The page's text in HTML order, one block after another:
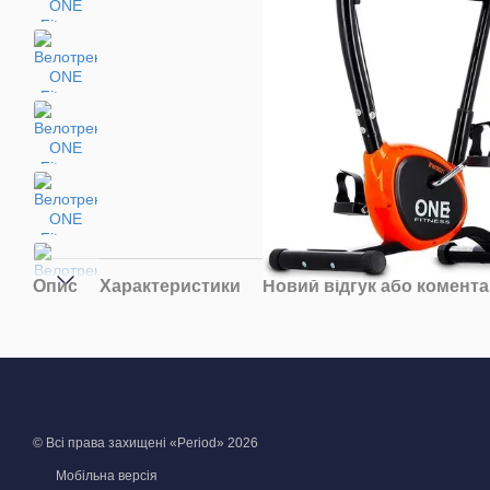
Опис Характеристики Новий відгук або
© Всі права захищені «Period» 2026
Мобільна версія